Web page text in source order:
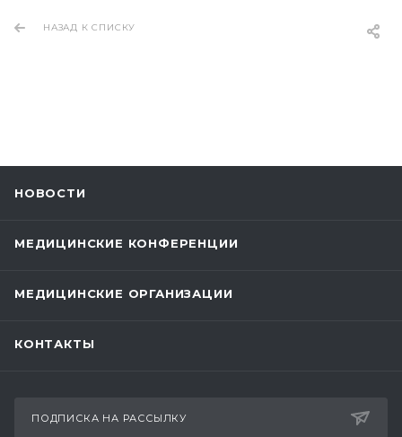
НАЗАД К СПИСКУ
НОВОСТИ
МЕДИЦИНСКИЕ КОНФЕРЕНЦИИ
МЕДИЦИНСКИЕ ОРГАНИЗАЦИИ
КОНТАКТЫ
ПОДПИСКА НА РАССЫЛКУ